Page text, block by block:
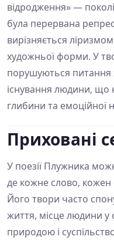
відродження» —
була перервана
вирізняється
художньої форми. У
порушуються питання
існування людини, що
глибини та емоційної
Приховані
У поезії Плужника
де кожне слово,
Його твори часто
життя, місце людини у
природою і